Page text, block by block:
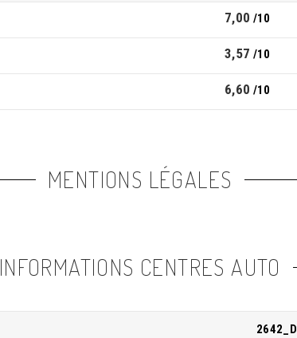
7,00 /10
3,57 /10
6,60 /10
MENTIONS LÉGALES
INFORMATIONS CENTRES AUTO
2642_D